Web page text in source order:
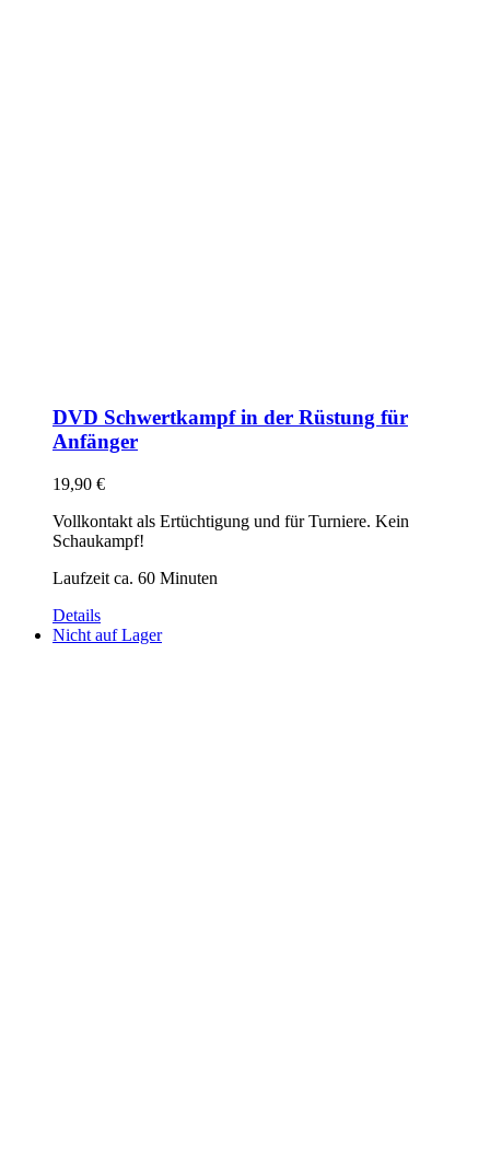
DVD Schwertkampf in der Rüstung für
Anfänger
19,90 €
Vollkontakt als Ertüchtigung und für Turniere. Kein
Schaukampf!
Laufzeit ca. 60 Minuten
Details
Nicht auf Lager